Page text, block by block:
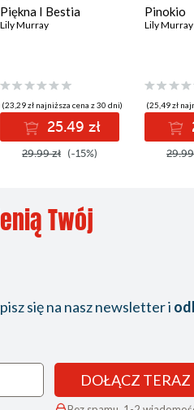
Piękna I Bestia
Lily Murray
(23,29 zł najniższa cena z 30 dni)
25.49 zł
29.99 zł (-15%)
Pinokio
Lily Murray
(25,49 zł
29.99
Twój
się na nasz newsletter i
DOŁĄCZ TERAZ